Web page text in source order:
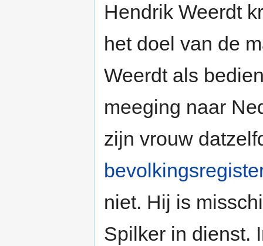
Hendrik Weerdt
het doel van de
Weerdt als
meeging naar
zijn vrouw
niet. Hij is
Spilker in dienst.